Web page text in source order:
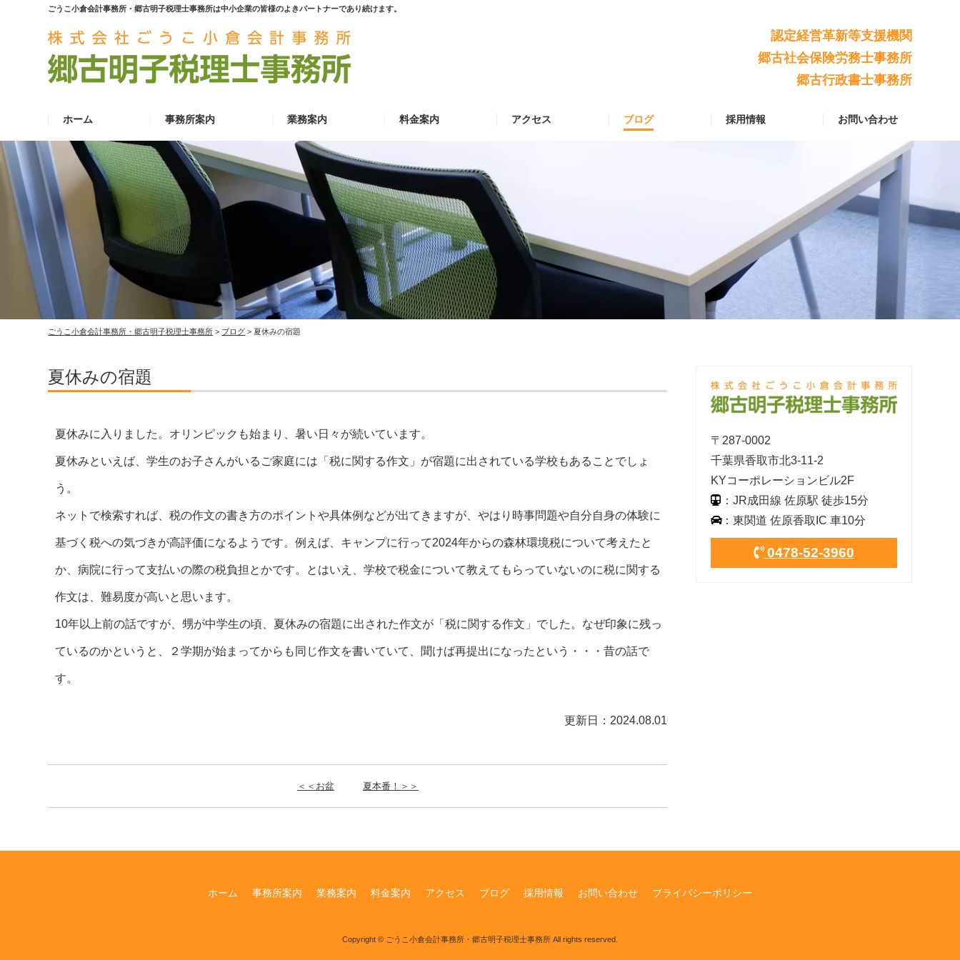
ごうこ小倉会計事務所・郷古明子税理士事務所は中小企業の皆様のよきパートナーであり続けます。
認定経営革新等支援機関
郷古社会保険労務士事務所
郷古行政書士事務所
ホーム 事務所案内 業務案内 料金案内 アクセス ブログ 採用情報 お問い合わせ
ごうこ小倉会計事務所・郷古明子税理士事務所 > ブログ >夏休みの宿題
夏休みの宿題
夏休みに入りました。オリンピックも始まり、暑い日々が続いています。
夏休みといえば、学生のお子さんがいるご家庭には「税に関する作文」が宿題に出されている学校もあることでしょ
う。
ネットで検索すれば、税の作文の書き方のポイントや具体例などが出てきますが、やはり時事問題や自分自身の体験に
基づく税への気づきが高評価になるようです。例えば、キャンプに行って2024年からの森林環境税について考えたと
か、病院に行って支払いの際の税負担とかです。とはいえ、学校で税金について教えてもらっていないのに税に関する
作文は、難易度が高いと思います。
10年以上前の話ですが、甥が中学生の頃、夏休みの宿題に出された作文が「税に関する作文」でした。なぜ印象に残っ
ているのかというと、２学期が始まってからも同じ作文を書いていて、聞けば再提出になったという・・・昔の話で
す。
更新日：2024.08.01
＜＜お盆 夏本番！＞＞
〒287-0002
千葉県香取市北3-11-2
KYコーポレーションビル2F
：JR成田線 佐原駅 徒歩15分
：東関道 佐原香取IC 車10分
0478-52-3960
ホーム 事務所案内 業務案内 料金案内 アクセス ブログ 採用情報 お問い合わせ プライバシーポリシー
Copyright © ごうこ小倉会計事務所・郷古明子税理士事務所 All rights reserved.